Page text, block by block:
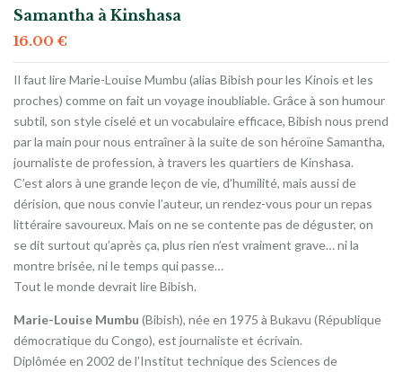
Samantha à Kinshasa
16.00 €
Il faut lire Marie-Louise Mumbu (alias Bibish pour les Kinois et les
proches) comme on fait un voyage inoubliable. Grâce à son humour
subtil, son style ciselé et un vocabulaire efficace, Bibish nous prend
par la main pour nous entraîner à la suite de son héroïne Samantha,
journaliste de profession, à travers les quartiers de Kinshasa.
C’est alors à une grande leçon de vie, d’humilité, mais aussi de
dérision, que nous convie l’auteur, un rendez-vous pour un repas
littéraire savoureux. Mais on ne se contente pas de déguster, on
se dit surtout qu’après ça, plus rien n’est vraiment grave… ni la
montre brisée, ni le temps qui passe…
Tout le monde devrait lire Bibish.
Marie-Louise Mumbu (Bibish), née en 1975 à Bukavu (République
démocratique du Congo), est journaliste et écrivain.
Diplômée en 2002 de l’Institut technique des Sciences de